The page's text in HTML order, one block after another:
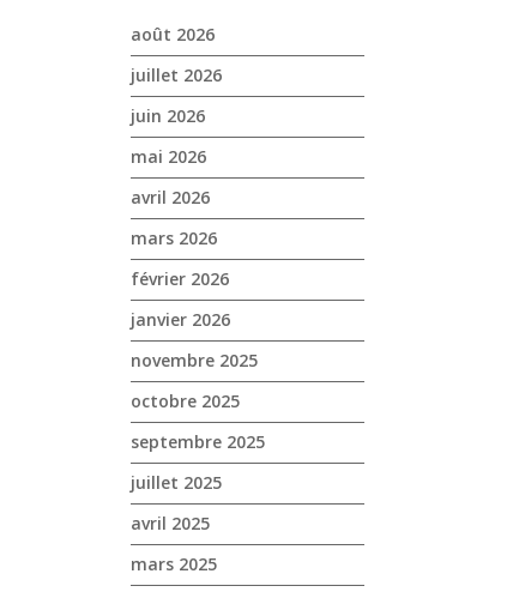
août 2026
juillet 2026
juin 2026
mai 2026
avril 2026
mars 2026
février 2026
janvier 2026
novembre 2025
octobre 2025
septembre 2025
juillet 2025
avril 2025
mars 2025